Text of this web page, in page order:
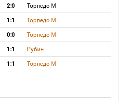
2:0 Торпедо М
1:1 Торпедо М
0:0 Торпедо М
1:1 Рубин
1:1 Торпедо М